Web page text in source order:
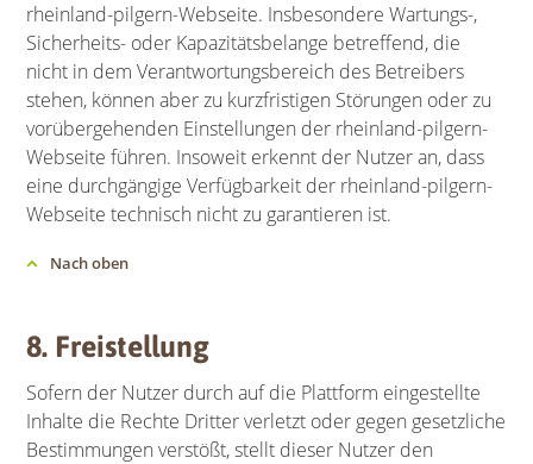
rheinland-pilgern-Webseite. Insbesondere Wartungs-,
Sicherheits- oder Kapazitätsbelange betreffend, die
nicht in dem Verantwortungsbereich des Betreibers
stehen, können aber zu kurzfristigen Störungen oder zu
vorübergehenden Einstellungen der rheinland-pilgern-
Webseite führen. Insoweit erkennt der Nutzer an, dass
eine durchgängige Verfügbarkeit der rheinland-pilgern-
Webseite technisch nicht zu garantieren ist.
Nach oben
8. Freistellung
Sofern der Nutzer durch auf die Plattform eingestellte
Inhalte die Rechte Dritter verletzt oder gegen gesetzliche
Bestimmungen verstößt, stellt dieser Nutzer den